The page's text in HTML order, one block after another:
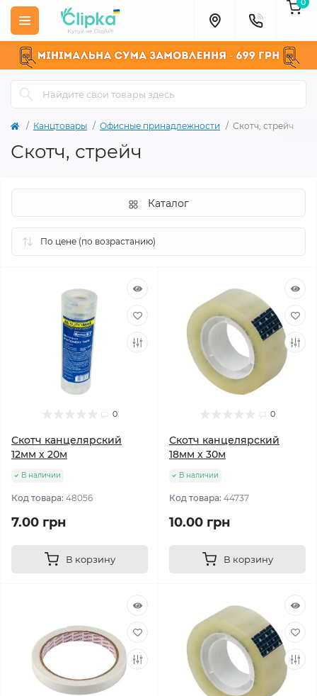
Канцтовары Офисные принадлежности Скотч, стрейч
Скотч, стрейч
Каталог
0
Скотч канцелярский
12мм х 20м
В наличии
Код товара: 48056
7.00 грн
В корзину
0
Скотч канцелярский
18мм х 30м
В наличии
Код товара: 44737
10.00 грн
В корзину